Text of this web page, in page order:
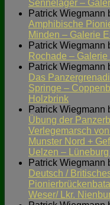
Sennelager –
Patrick Wiegmann
Amphibische
Minden – Galerie
Patrick Wiegmann
Rochade –
Patrick Wiegmann
Das
Springe –
Holzbrink
Patrick Wiegmann
Übung der
Verlegemarsch
Munster Nord +
Uelzen –
Patrick Wiegmann
Deutsch /
Weser/ Lkr.